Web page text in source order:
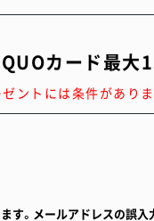
カード最大
ントには条件があり
前アンケート」に入
に10,000円分の
す。メールアドレスの誤